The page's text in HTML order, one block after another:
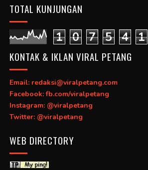
TOTAL KUNJUNGAN
1 0 7 5 4 1
KONTAK & IKLAN VIRAL PETANG
Email: redaksi@viralpetang.com
Facebook: fb.com/viralpetang
Instagram: @viralpetang
Twitter: @viralpetang
WEB DIRECTORY